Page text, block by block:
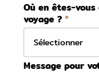
Où en êtes-
voyage ?
Message pour